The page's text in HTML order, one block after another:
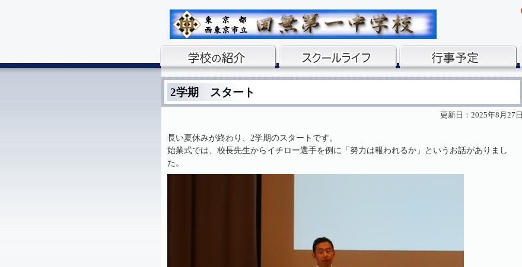
2学期 スタート
更新日：2025年8月27日
長い夏休みが終わり、2学期のスタートです。
始業式では、校長先生からイチロー選手を例に「努力は報われるか」というお話がありまし
た。